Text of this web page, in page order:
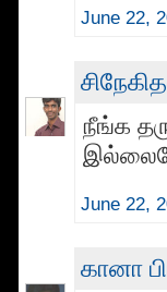
June 22,
நீங்க
June 22,
கானா